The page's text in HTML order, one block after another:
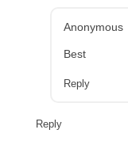
Anonymous
Best
Reply
Reply